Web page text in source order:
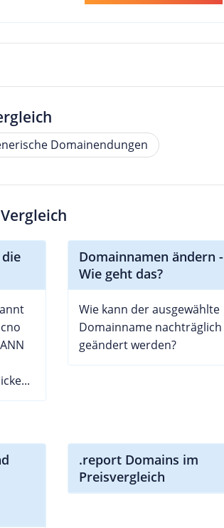
Domainendungen
Domainnamen ändern -
Wie geht das?
Wie kann der ausgewählte
Domainname nachträglich
geändert werden?
.report Domains im
Preisvergleich